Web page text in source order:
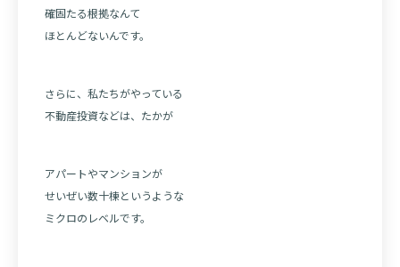
確固たる根拠なんて
ほとんどないんです。
さらに、私たちがやっている
不動産投資などは、たかが
アパートやマンションが
せいぜい数十棟というような
ミクロのレベルです。